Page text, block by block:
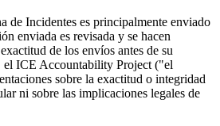
de Incidentes es principalmente enviado
enviada es revisada y se hacen
de los envíos antes de su
el ICE Accountability Project ("el
sobre la exactitud o integridad
ni sobre las implicaciones legales de